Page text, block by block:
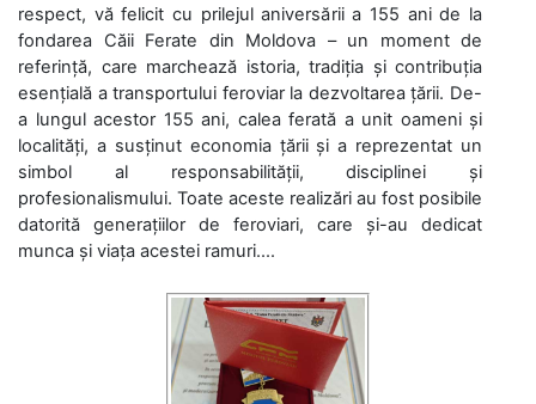
respect, vă felicit cu prilejul aniversării a 155 ani de la
fondarea Căii Ferate din Moldova – un moment de
referință, care marchează istoria, tradiția și contribuția
esențială a transportului feroviar la dezvoltarea țării. De-
a lungul acestor 155 ani, calea ferată a unit oameni și
localități, a susținut economia țării și a reprezentat un
simbol al responsabilității, disciplinei și
profesionalismului. Toate aceste realizări au fost posibile
datorită generațiilor de feroviari, care și-au dedicat
munca și viața acestei ramuri....